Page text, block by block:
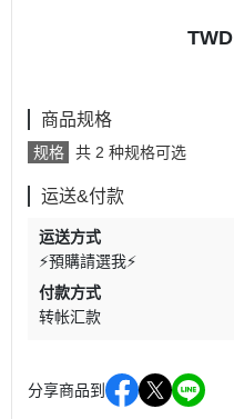
TWD
商品规格
规格 共 2 种规格可选
运送&付款
运送方式
⚡預購請選我⚡
付款方式
转帐汇款
分享商品到